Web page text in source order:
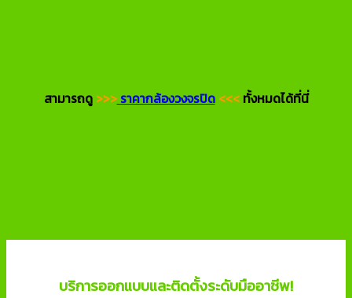
สามารถดู >>>ราคากล้องวงจรปิด <<<ทั้งหมดได้ที่นี่
บริการออกแบบและติดตั้งระดับมืออาชีพ!